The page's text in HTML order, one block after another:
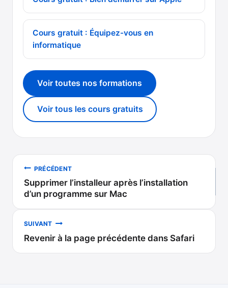
Cours gratuit : Équipez-vous en
informatique
Voir toutes nos formations
Voir tous les cours gratuits
Navigation
de
l’article
PRÉCÉDENT
Supprimer l’installeur après l’installation
d’un programme sur Mac
SUIVANT
Revenir à la page précédente dans Safari